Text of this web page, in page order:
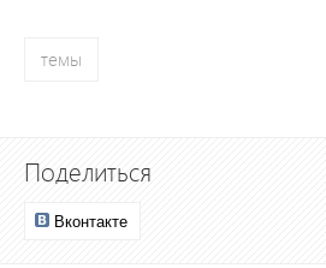
темы
Поделиться
Вконтакте